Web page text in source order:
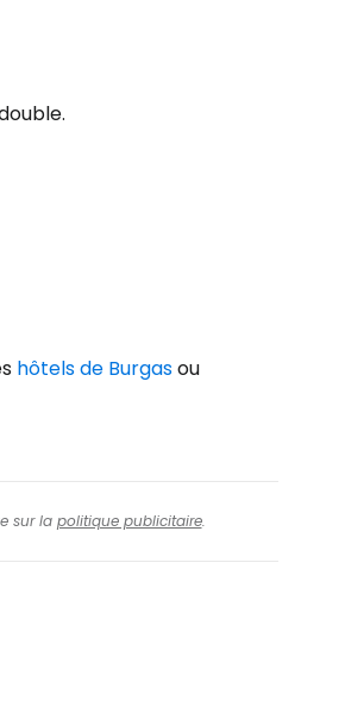
hôtels de Burgasou
sur la politique publicitaire.